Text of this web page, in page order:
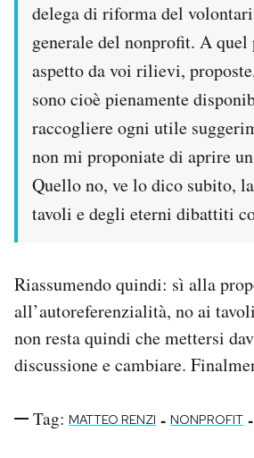
delega di riforma del
generale del nonprofit. A
aspetto da voi rilievi,
sono cioè pienamente
raccogliere ogni utile
non mi proponiate di aprire
Quello no, ve lo dico subito,
tavoli e degli eterni dibattiti
Riassumendo quindi: sì alla
all’autoreferenzialità, no ai
non resta quindi che mettersi
discussione e cambiare.
Tag: MATTEO RENZI - NONPROFIT -